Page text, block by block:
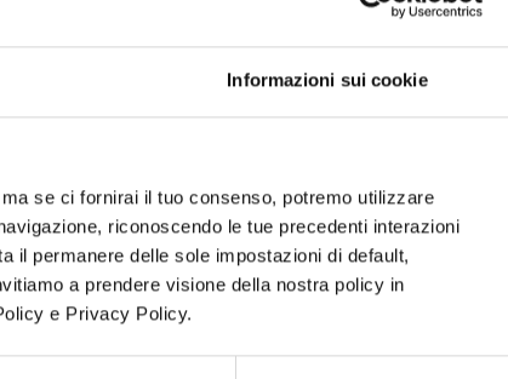
Informazioni sui cookie
se ci fornirai il tuo consenso, potremo utilizzare
riconoscendo le tue precedenti interazioni
il permanere delle sole impostazioni di default,
a prendere visione della nostra policy in
e Privacy Policy.
del motore
a bassa temperatura
di coniugare la qualità del marchio Bardahl con le molteplici
forma una pellicola molecolare lubrificante in grado di